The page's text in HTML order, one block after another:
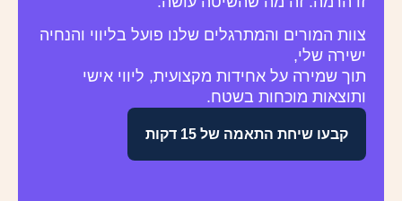
צוות המורים והמתרגלים שלנו פועל בליווי והנחיה
ישירה שלי,
תוך שמירה על אחידות מקצועית, ליווי אישי
ותוצאות מוכחות בשטח.
קבעו שיחת התאמה של 15 דקות